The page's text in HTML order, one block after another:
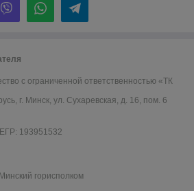
с ограниченной ответственностью «ТК
г. Минск, ул. Сухаревская, д. 16, пом. 6
193951532
горисполком